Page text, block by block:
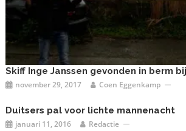
Skiff Inge Janssen gevonden in berm
november 29, 2017 Coen Eggenkamp
Duitsers pal voor lichte mannenacht
januari 11, 2016 Redactie